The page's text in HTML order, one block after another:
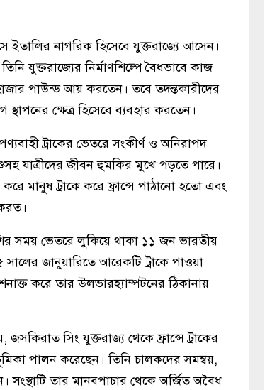
নাগরিক হিসেবে যুক্তরাজ্যে আসেন।
যুক্তরাজ্যের নির্মাণশিল্পে বৈধভাবে কাজ
পাউন্ড আয় করতেন। তবে তদন্তকারীদের
ক্ষেত্র হিসেবে ব্যবহার করতেন।
ট্রাকের ভেতরে সংকীর্ণ ও অনিরাপদ
যাত্রীদের জীবন হুমকির মুখে পড়তে পারে।
মানুষ ট্রাকে করে ফ্রান্সে পাঠানো হতো এবং
সময় ভেতরে লুকিয়ে থাকা ১১ জন ভারতীয়
জানুয়ারিতে আরেকটি ট্রাকে পাওয়া
করে তার উলভারহ্যাম্পটনের ঠিকানায়
সিং যুক্তরাজ্য থেকে ফ্রান্সে ট্রাকের
পালন করেছেন। তিনি চালকদের সমন্বয়,
সংস্থাটি তার মানবপাচার থেকে অর্জিত অবৈধ